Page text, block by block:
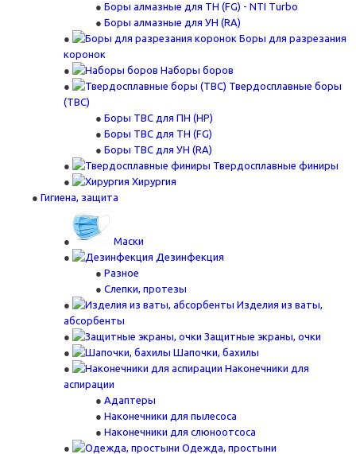
Боры алмазные для ТН (FG) - NTI Turbo
Боры алмазные для УН (RA)
Боры для разрезания
коронок
Наборы боров
Твердосплавные боры
(ТВС)
Боры ТВС для ПН (HP)
Боры ТВС для ТН (FG)
Боры ТВС для УН (RA)
Твердосплавные финиры
Хирургия
Гигиена, защита
Маски
Дезинфекция
Разное
Слепки, протезы
Изделия из ваты,
абсорбенты
Защитные экраны, очки
Шапочки, бахилы
Наконечники для
аспирации
Адаптеры
Наконечники для пылесоса
Наконечники для слюноотсоса
Одежда, простыни